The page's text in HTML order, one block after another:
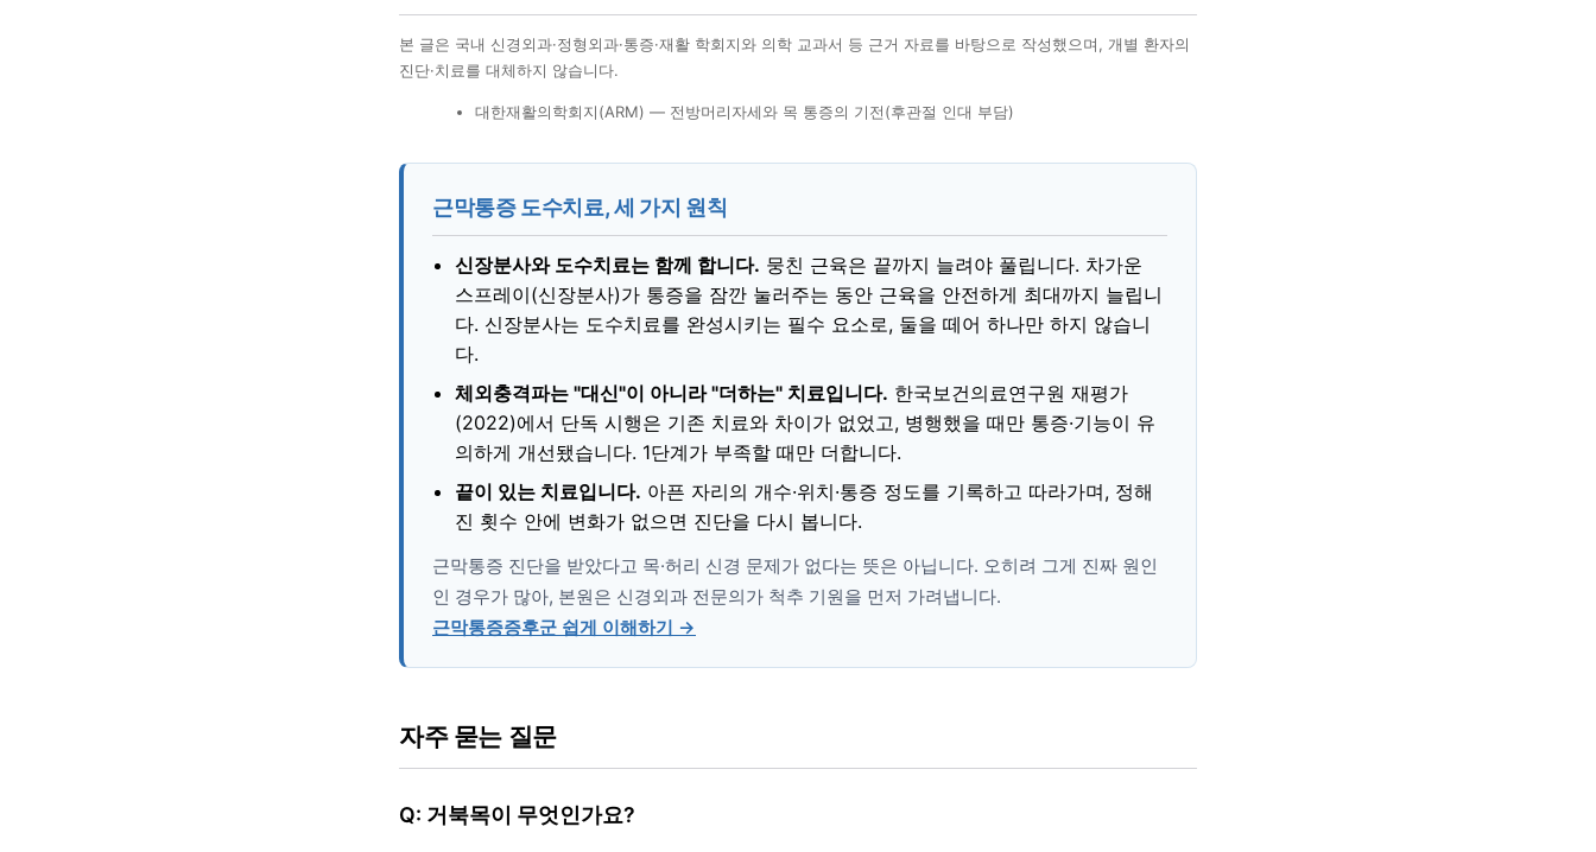
본 글은 국내 신경외과·정형외과·통증·재활 학회지와 의학 교과서 등 근거 자료를 바탕으로 작성했으며, 개별 환자의
진단·치료를 대체하지 않습니다.
대한재활의학회지(ARM) — 전방머리자세와 목 통증의 기전(후관절 인대 부담)
근막통증 도수치료, 세 가지 원칙
신장분사와 도수치료는 함께 합니다. 뭉친 근육은 끝까지 늘려야 풀립니다. 차가운
스프레이(신장분사)가 통증을 잠깐 눌러주는 동안 근육을 안전하게 최대까지 늘립니
다. 신장분사는 도수치료를 완성시키는 필수 요소로, 둘을 떼어 하나만 하지 않습니
다.
체외충격파는 "대신"이 아니라 "더하는" 치료입니다. 한국보건의료연구원 재평가
(2022)에서 단독 시행은 기존 치료와 차이가 없었고, 병행했을 때만 통증·기능이 유
의하게 개선됐습니다. 1단계가 부족할 때만 더합니다.
끝이 있는 치료입니다. 아픈 자리의 개수·위치·통증 정도를 기록하고 따라가며, 정해
진 횟수 안에 변화가 없으면 진단을 다시 봅니다.
근막통증 진단을 받았다고 목·허리 신경 문제가 없다는 뜻은 아닙니다. 오히려 그게 진짜 원인
인 경우가 많아, 본원은 신경외과 전문의가 척추 기원을 먼저 가려냅니다.
근막통증증후군 쉽게 이해하기 →
자주 묻는 질문
Q: 거북목이 무엇인가요?